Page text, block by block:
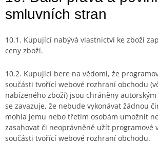
smluvních stran
10.1. Kupující nabývá vlastnictví ke zboží
ceny zboží.
10.2. Kupující bere na vědomí, že
součásti tvořící webové rozhraní obchodu
nabízeného zboží) jsou chráněny
se zavazuje, že nebude vykonávat žádnou
mohla jemu nebo třetím osobám umožnit
zasahovat či neoprávněně užít programové
součásti tvořící webové rozhraní obchodu.